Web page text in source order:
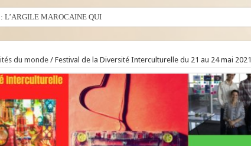
L’ARGILE MAROCAINE QUI FAIT LE TOUR DU MONDE
du monde / Festival de la Diversité Interculturelle du 21 au 24 mai 2021